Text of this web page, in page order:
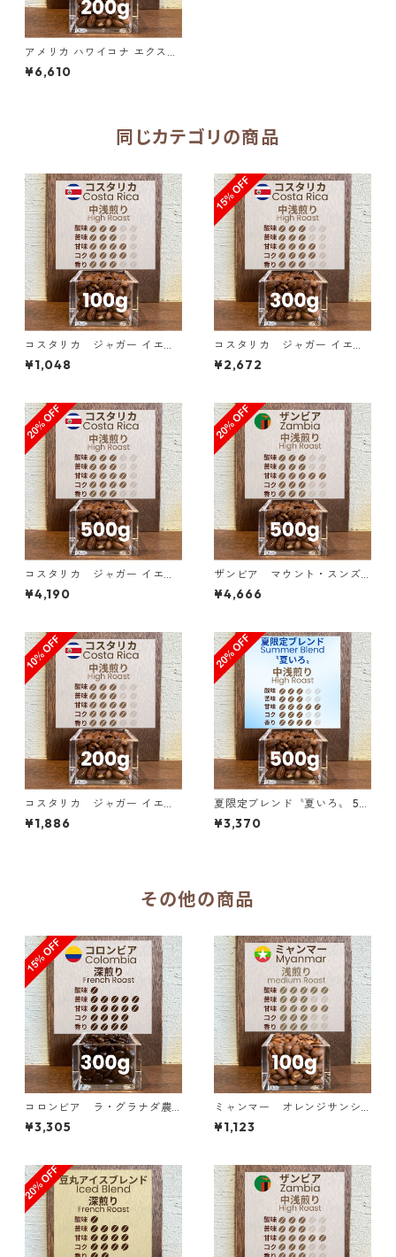
アメリカ ハワイコナ エクスト
ラファンシー KONA COFFEE
& TEA Co. Private Reserve 2
¥6,610
同じカテゴリの商品
コスタリカ ジャガー イエロ
¥1,048
コスタリカ ジャガー イエロ
ーハニー SHB 300g（100g単
価の15％OFF）
¥2,672
コスタリカ ジャガー イエロ
ーハニー SHB 500g（100g単
価の20％OFF）
¥4,190
ザンビア マウント・スンズ
農園 AA+ スターマヤ＆マルセ
レサ 500g（100g単価の2
¥4,666
コスタリカ ジャガー イエロ
ーハニー SHB 200g（100g単
価の10％OFF）
¥1,886
夏限定ブレンド〝夏いろ〟 50
0g（100g単価の20％OFF）
¥3,370
その他の商品
コロンビア ラ・グラナダ農
園 ピンクブルボン ダークベリ
ー 300g（100g単価の15%OF
¥3,305
ミャンマー オレンジサンシ
ャイン G１ ウォッシュド・ア
ナエロビック 100g
¥1,123